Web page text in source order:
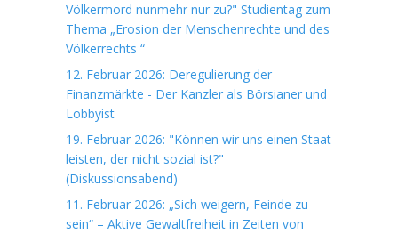
Völkermord nunmehr nur zu?" Studientag zum
Thema „Erosion der Menschenrechte und des
Völkerrechts “
12. Februar 2026: Deregulierung der
Finanzmärkte - Der Kanzler als Börsianer und
Lobbyist
19. Februar 2026: "Können wir uns einen Staat
leisten, der nicht sozial ist?"
(Diskussionsabend)
11. Februar 2026: „Sich weigern, Feinde zu
sein“ – Aktive Gewaltfreiheit in Zeiten von